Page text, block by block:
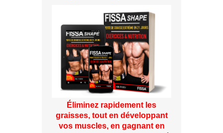
Éliminez rapidement les
graisses, tout en développant
vos muscles, en gagnant en